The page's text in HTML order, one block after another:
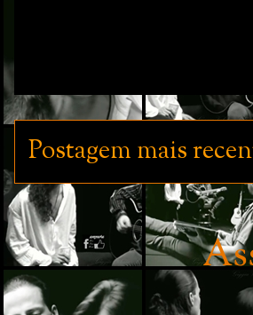
Postagem mais